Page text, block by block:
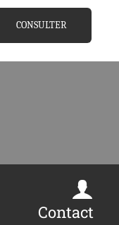
CONSULTER
Contact